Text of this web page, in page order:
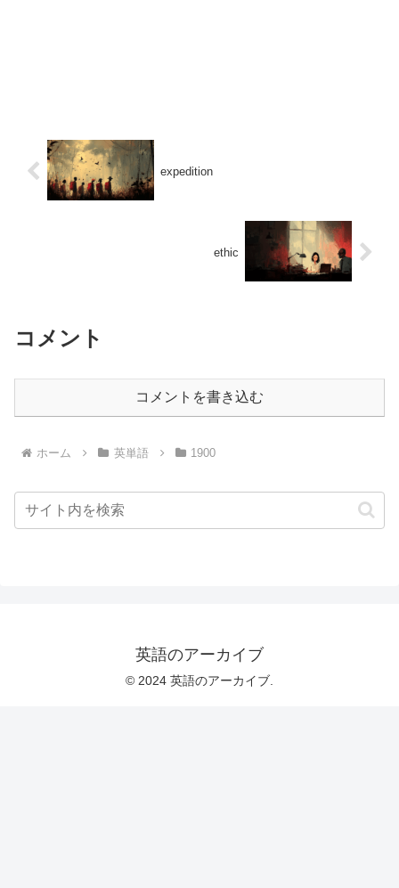
expedition
ethic
コメント
コメントを書き込む
ホーム 英単語 1900
英語のアーカイブ
© 2024 英語のアーカイブ.